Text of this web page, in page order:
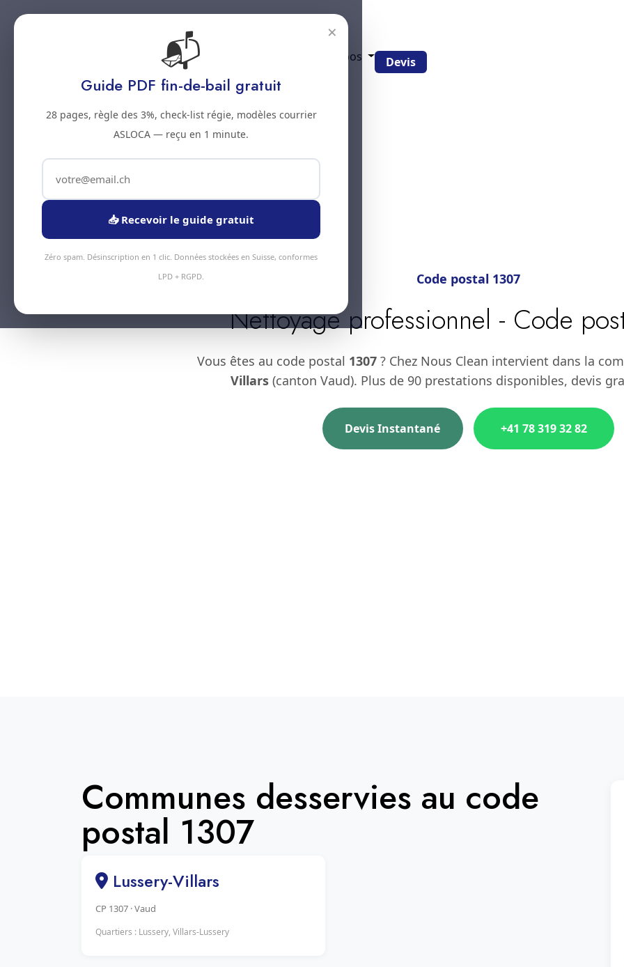
Prestations À propos Devis
Code postal 1307
Nettoyage professionnel - Code
Vous êtes au code postal 1307 ? Chez Nous Clean intervient dans la
Villars (canton Vaud). Plus de 90 prestations disponibles, devis
Devis Instantané +41 78 319 32 82
Communes desservies au code
postal 1307
Lussery-Villars
CP 1307 · Vaud
Quartiers : Lussery, Villars-Lussery
×
📬
Guide PDF fin-de-bail gratuit
28 pages, règle des 3%, check-list régie, modèles courrier
ASLOCA — reçu en 1 minute.
📥 Recevoir le guide gratuit
Zéro spam. Désinscription en 1 clic. Données stockées en Suisse, conformes
LPD + RGPD.